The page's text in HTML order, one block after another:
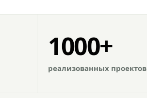
1000+
реализованных проектов